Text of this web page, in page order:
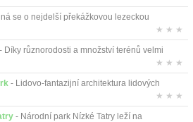
se o nejdelší překážkovou lezeckou
★ ★ ★
- Díky různorodosti a množství terénů velmi
★ ★ ★
- Lidovo-fantazijní architektura lidových
★ ★ ★
- Národní park Nízké Tatry leží na